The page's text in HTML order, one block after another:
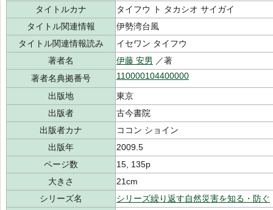
タイトルカナ
タイフウ ト タカシオ サイガイ
タイトル関連情報
伊勢湾台風
タイトル関連情報読み
イセワン タイフウ
著者名
伊藤 安男 ／著
著者名典拠番号
110000104400000
出版地
東京
出版者
古今書院
出版者カナ
ココン ショイン
出版年
2009.5
ページ数
15, 135p
大きさ
21cm
シリーズ名
シリーズ繰り返す自然災害を知る・防ぐ